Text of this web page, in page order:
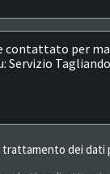
trattamento dei dati